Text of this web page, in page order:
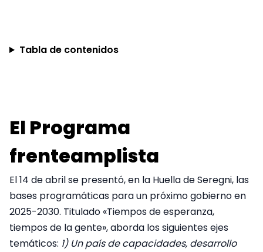
Tabla de contenidos
El Programa
frenteamplista
El 14 de abril se presentó, en la Huella de Seregni, las
bases programáticas para un próximo gobierno en
2025-2030. Titulado «Tiempos de esperanza,
tiempos de la gente», aborda los siguientes ejes
temáticos: 1) Un país de capacidades, desarrollo